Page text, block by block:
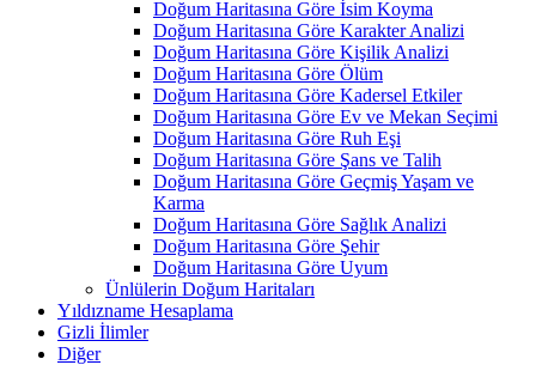
Doğum Haritasına Göre İsim Koyma
Doğum Haritasına Göre Karakter Analizi
Doğum Haritasına Göre Kişilik Analizi
Doğum Haritasına Göre Ölüm
Doğum Haritasına Göre Kadersel Etkiler
Doğum Haritasına Göre Ev ve Mekan Seçimi
Doğum Haritasına Göre Ruh Eşi
Doğum Haritasına Göre Şans ve Talih
Doğum Haritasına Göre Geçmiş Yaşam ve
Karma
Doğum Haritasına Göre Sağlık Analizi
Doğum Haritasına Göre Şehir
Doğum Haritasına Göre Uyum
Ünlülerin Doğum Haritaları
Yıldızname Hesaplama
Gizli İlimler
Diğer